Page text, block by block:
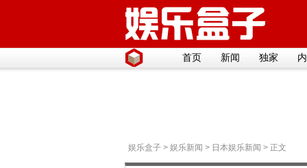
首页 新闻 独家
娱乐盒子 > 娱乐新闻 > 日本娱乐新闻 > 正文